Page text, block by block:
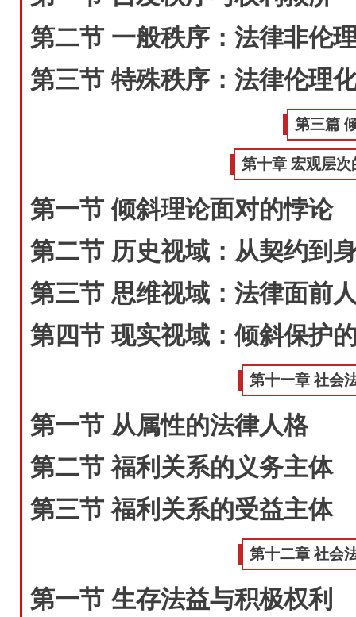
第二节 一般秩序：法律非伦
第三节 特殊秩序：法律伦理
第三篇
第十章 宏观层
第一节 倾斜理论面对的悖论
第二节 历史视域：从契约到
第三节 思维视域：法律面前
第四节 现实视域：倾斜保护
第十一章 社会
第一节 从属性的法律人格
第二节 福利关系的义务主体
第三节 福利关系的受益主体
第十二章 社会
第一节 生存法益与积极权利